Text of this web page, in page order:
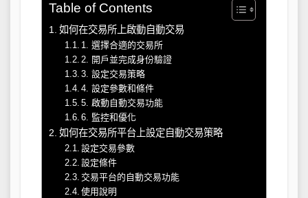
Table of Contents
如何在交易所上啟動自動交易
1. 選擇合適的交易所
2. 開戶並完成身份驗證
3. 設定交易策略
4. 設定參數和條件
5. 啟動自動交易功能
6. 監控和優化
如何在交易所平台上設定自動交易策略
設定交易參數
設定條件
交易平台的自動交易功能
使用說明